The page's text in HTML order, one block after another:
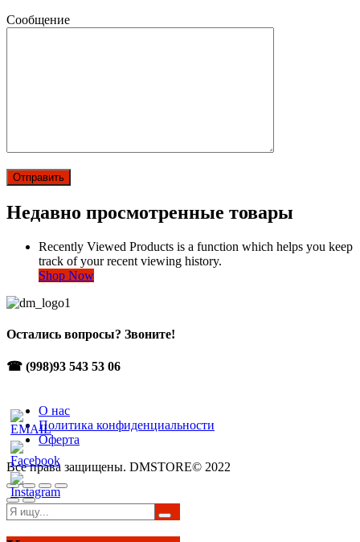
Сообщение
Недавно просмотренные товары
Recently Viewed Products is a function which helps you keep
track of your recent viewing history.
Shop Now
Остались вопросы? Звоните!
☎ (998)93 543 53 06
О нас
Политика конфиденциальности
Оферта
Все права защищены. DMSTORE© 2022